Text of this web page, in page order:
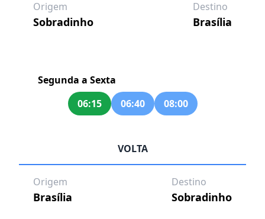
Origem
Sobradinho
Destino
Brasília
Segunda a Sexta
06:15
06:40 08:00
VOLTA
Origem
Brasília
Destino
Sobradinho